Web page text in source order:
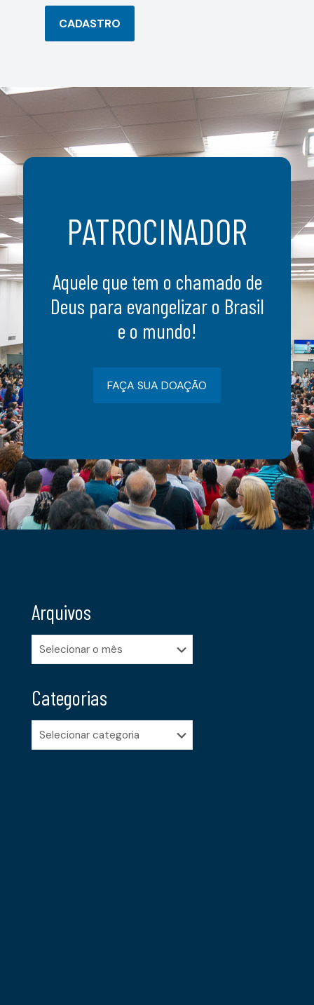
CADASTRO
PATROCINADOR
Aquele que tem o chamado de
Deus para evangelizar o Brasil
e o mundo!
FAÇA SUA DOAÇÃO
Arquivos
Arquivos
Categorias
Categorias